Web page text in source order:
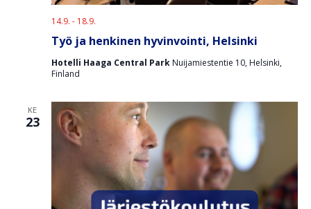
Työ ja henkinen hyvinvointi, Helsinki
14.9. - 18.9.
Hotelli Haaga Central Park Nuijamiestentie 10, Helsinki,
Finland
KE
23